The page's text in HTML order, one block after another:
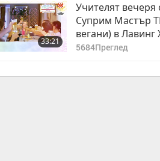
33:21
Учителят вечеря
Суприм Мастър
вегани) в Лавинг
от 6
5684Преглед